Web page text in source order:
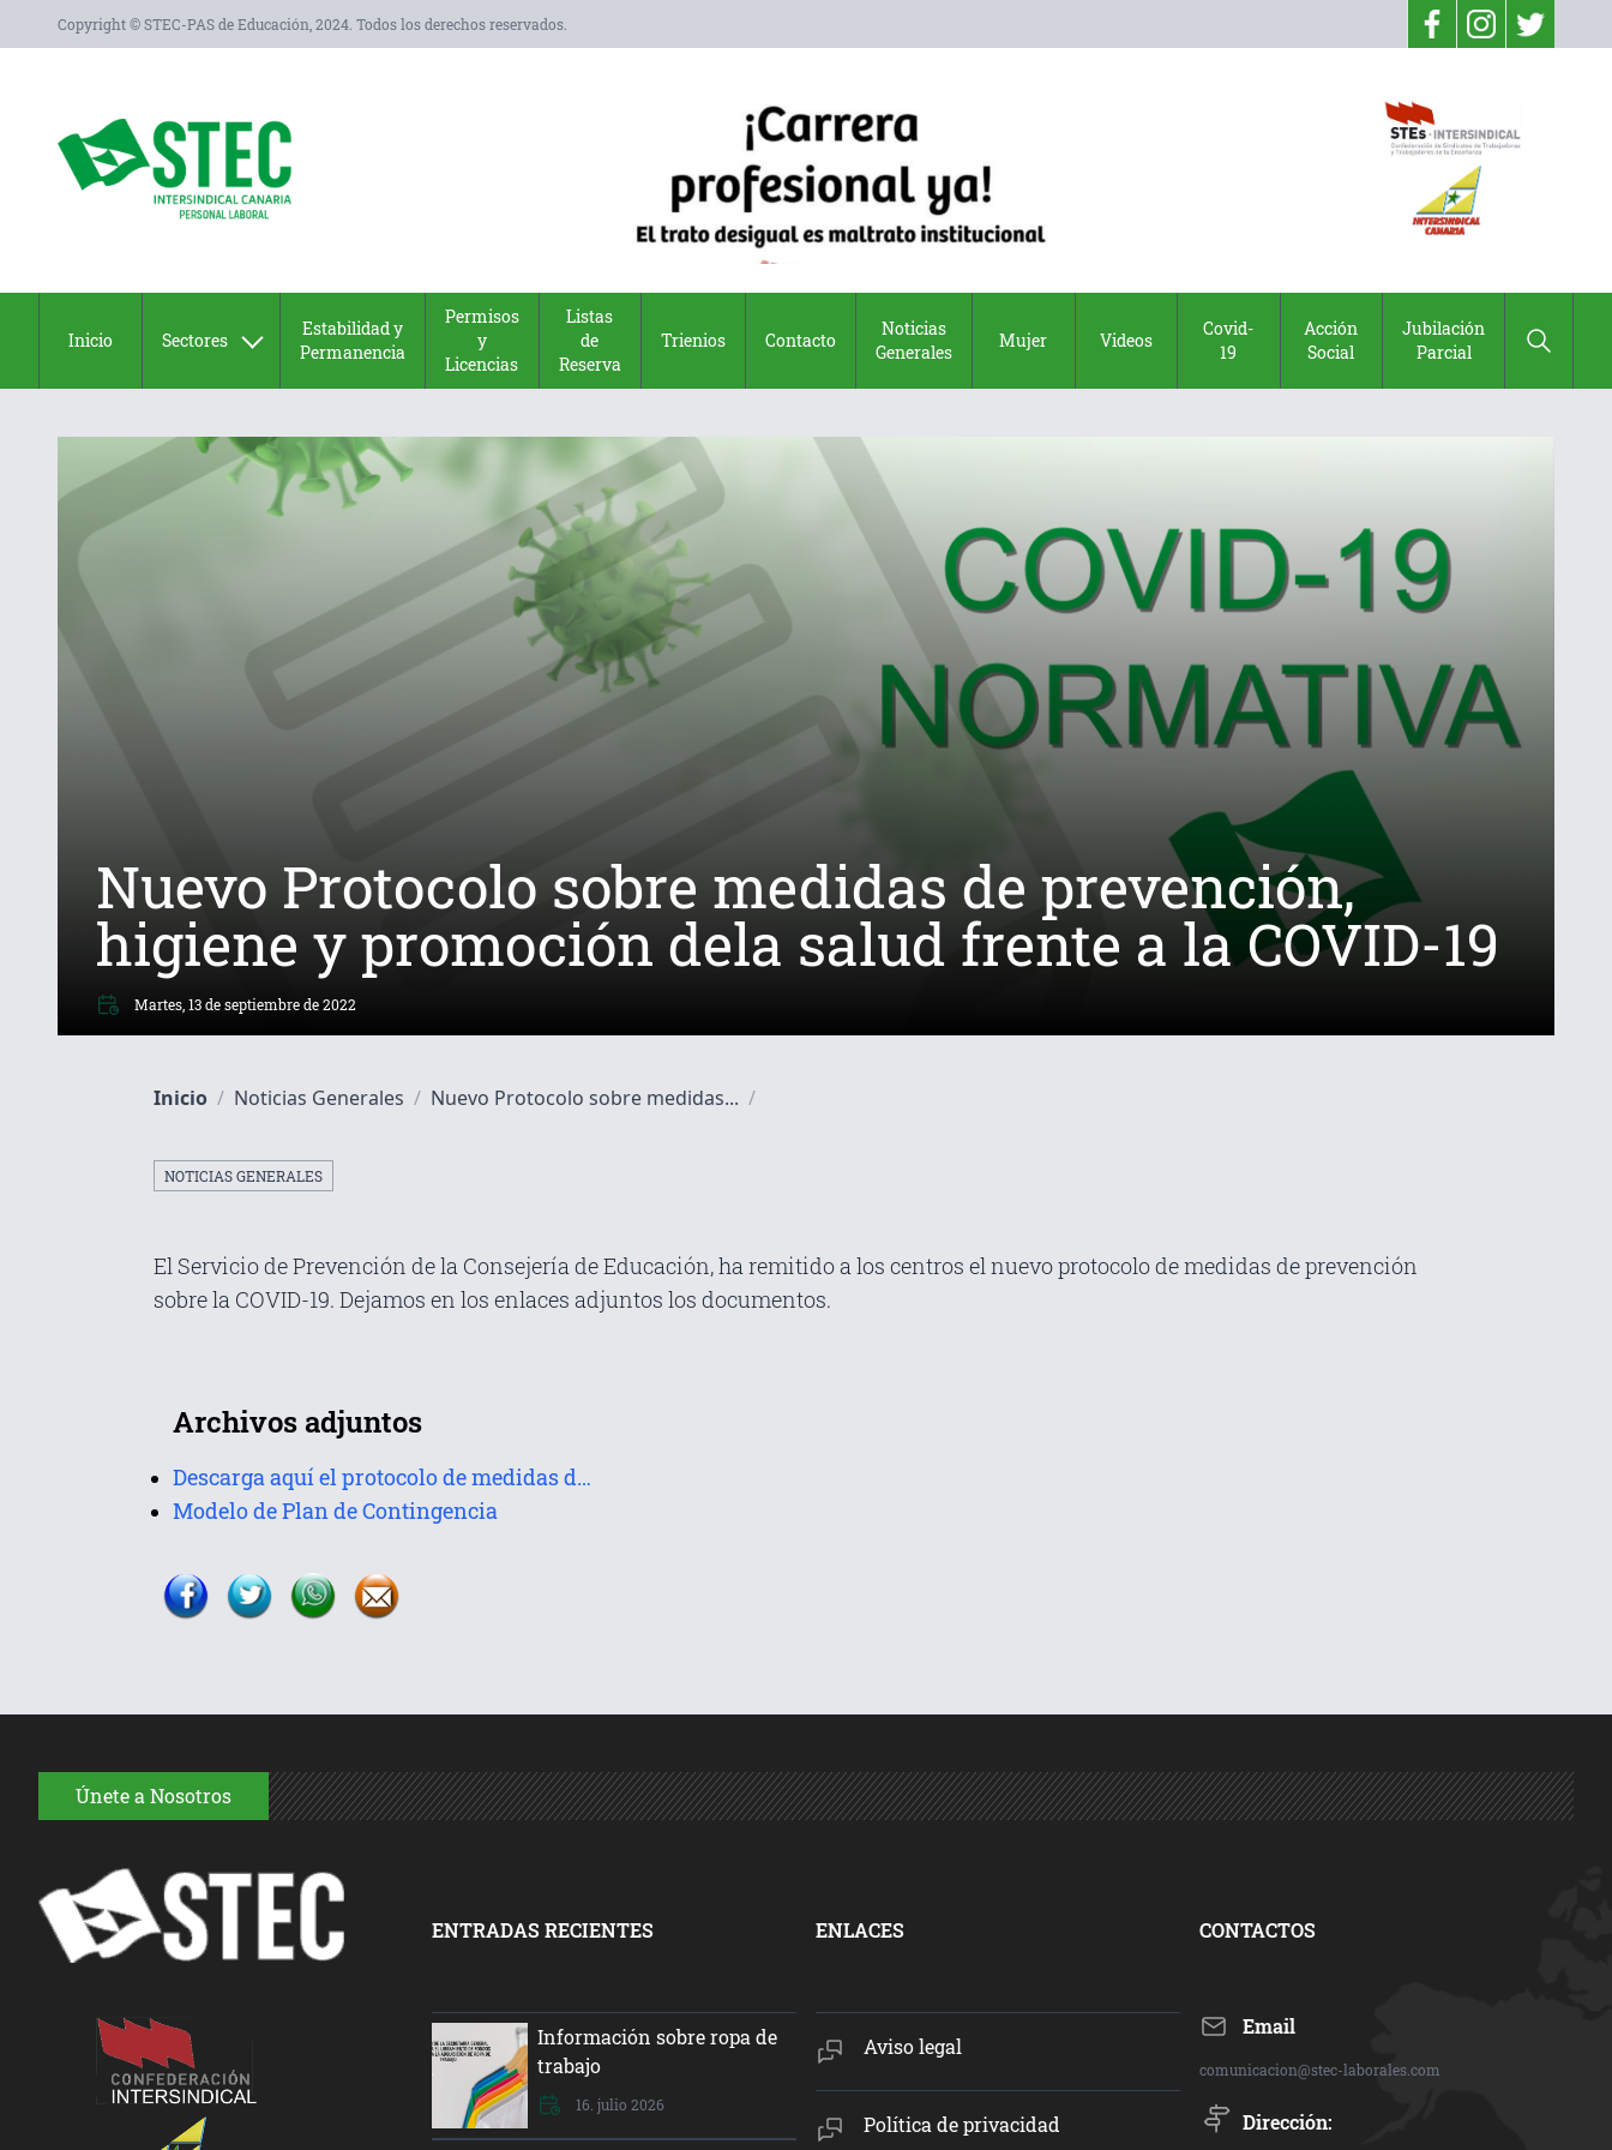
Copyright © STEC-PAS de Educación, 2024. Todos los derechos reservados.
Inicio Sectores
Estabilidad y
Permanencia
Permisos
y
Licencias
Listas
de
Reserva
Trienios Contacto
Noticias
Generales
Mujer Videos
Covid-
19
Acción
Social
Jubilación
Parcial
Nuevo Protocolo sobre medidas de prevención,
higiene y promoción dela salud frente a la COVID-19
Martes, 13 de septiembre de 2022
Inicio / Noticias Generales / Nuevo Protocolo sobre medidas... /
NOTICIAS GENERALES
El Servicio de Prevención de la Consejería de Educación, ha remitido a los centros el nuevo protocolo de medidas de prevención
sobre la COVID-19. Dejamos en los enlaces adjuntos los documentos.
Archivos adjuntos
Descarga aquí el protocolo de medidas de protección
Modelo de Plan de Contingencia
Únete a Nosotros
ENTRADAS RECIENTES
Información sobre ropa de
trabajo
16. julio 2026
ENLACES
Aviso legal
Política de privacidad
CONTACTOS
Email
comunicacion@stec-laborales.com
Dirección: